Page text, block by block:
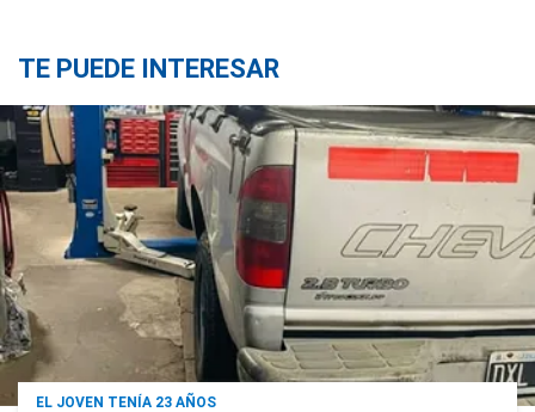
TE PUEDE INTERESAR
EL JOVEN TENÍA 23 AÑOS